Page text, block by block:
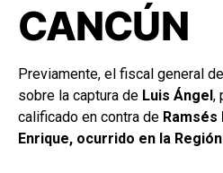
CANCÚN
Previamente, el fiscal general
sobre la captura de Luis Ángel,
calificado en contra de Ramsés
Enrique, ocurrido en la